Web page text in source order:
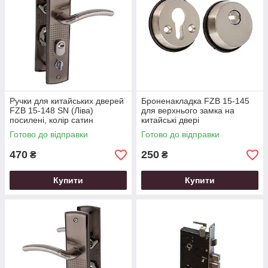
Ручки для китайських дверей
FZB 15-148 SN (Ліва)
посилені, колір сатин
Готово до відправки
470 ₴
Купити
Броненакладка FZB 15-145
для верхнього замка на
китайські двері
Готово до відправки
250 ₴
Купити